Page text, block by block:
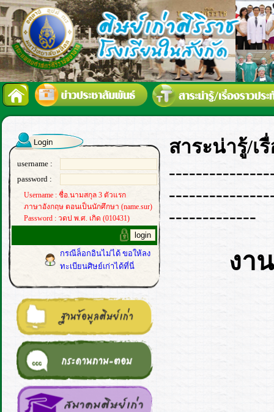
username :
password :
Username : ชื่อ.นามสกุล 3 ตัวแรก
ภาษาอังกฤษ ตอนเป็นนักศึกษา (name.sur)
Password : วดป พ.ศ. เกิด (010431)
กรณีล็อกอินไม่ได้ ขอให้ลง
ทะเบียนศิษย์เก่าได้ที่นี่
สาระน่ารู้/เ
-------------
งา